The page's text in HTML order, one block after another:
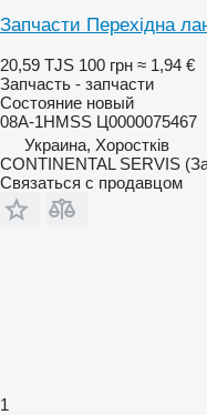
Запчасти Перехідна
20,59 TJS 100 грн ≈ 1,94 €
Запчасть - запчасти
Состояние новый
08A-1HMSS Ц0000075467
Украина, Хоростків
CONTINENTAL SERVIS
Связаться с продавцом
1